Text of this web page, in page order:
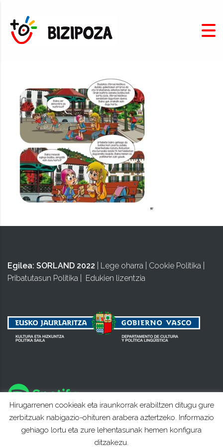
Egilea: SORLAND 2022 Lege oharra Cookie Politika
Pribatutasun Politika
Edukien lizentzia
Hirugarrenen cookieak eta iraunkorrak erabiltzen ditugu gure
zerbitzuak nabigazio-ohituren arabera aztertzeko. Informazio
gehiago lortu eta zure lehentasunak hemen konfigura
ditzakezu.